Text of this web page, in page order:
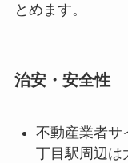
とめます。
治安・安全性
不動産業者サ
丁目駅周辺は